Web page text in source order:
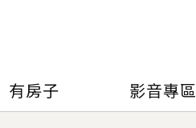
有房子 影音專區